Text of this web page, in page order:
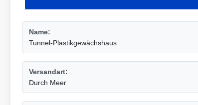
Name:
Tunnel-Plastikgewächshaus
Versandart:
Durch Meer